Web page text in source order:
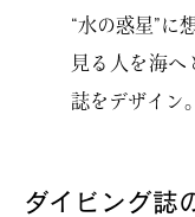
“水の惑星”に
見る人を海
誌をデザイン。
ダイビング誌